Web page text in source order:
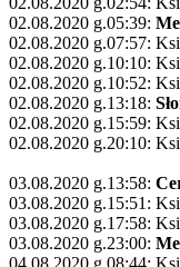
02.08.2020 g.05:39:
02.08.2020 g.07:57:
02.08.2020 g.10:10:
02.08.2020 g.10:52:
02.08.2020 g.13:18:
02.08.2020 g.15:59:
02.08.2020 g.20:10:
03.08.2020 g.13:58:
03.08.2020 g.15:51:
03.08.2020 g.17:58:
03.08.2020 g.23:00:
04.08.2020 g.08:44: